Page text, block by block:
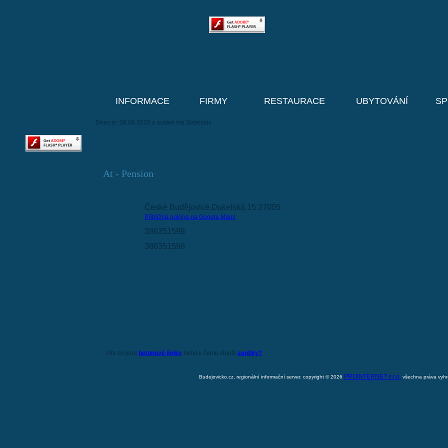
INFORMACE FIRMY RESTAURACE UBYTOVÁNÍ
Dnes je: 08.08.2026 a svátek má Soběslav
At - Pension
České Budějovice,Dukelská 15 37005
Přibližná poloha na Google Maps
386351598
386351598
Víte co jsou betonové jímky nebo k čemu slouží septiky?
Budejovicko.cz, regionální informační server. copyright © 2026 PROINTERNET s.r.o. všechna práva